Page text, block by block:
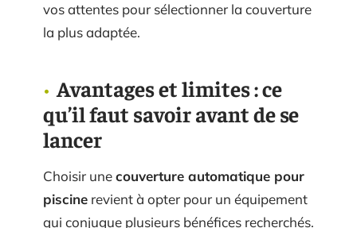
vos attentes pour sélectionner la couverture
la plus adaptée.
Avantages et limites : ce
qu’il faut savoir avant de se
lancer
Choisir unecouverture automatique pour
piscine revient à opter pour un équipement
qui conjugue plusieurs bénéfices recherchés.